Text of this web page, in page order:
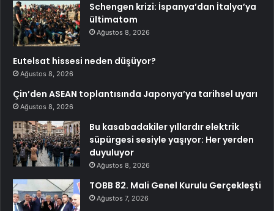
Schengen krizi: İspanya’dan İtalya’ya
ültimatom
Ağustos 8, 2026
Eutelsat hissesi neden düşüyor?
Ağustos 8, 2026
Çin’den ASEAN toplantısında Japonya’ya tarihsel uyarı
Ağustos 8, 2026
Bu kasabadakiler yıllardır elektrik
süpürgesi sesiyle yaşıyor: Her yerden
duyuluyor
Ağustos 8, 2026
TOBB 82. Mali Genel Kurulu Gerçekleşti
Ağustos 7, 2026